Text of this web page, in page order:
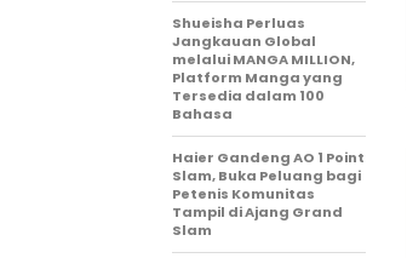
Shueisha Perluas
Jangkauan Global
melalui MANGA MILLION,
Platform Manga yang
Tersedia dalam 100
Bahasa
Haier Gandeng AO 1 Point
Slam, Buka Peluang bagi
Petenis Komunitas
Tampil di Ajang Grand
Slam